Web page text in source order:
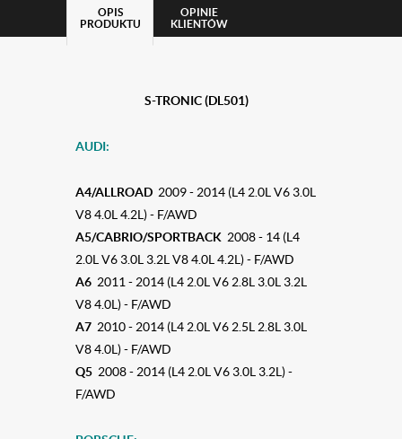
OPIS
PRODUKTU
OPINIE
KLIENTÓW
S-TRONIC (DL501)
AUDI:
A4/ALLROAD 2009 - 2014 (L4 2.0L V6 3.0L
V8 4.0L 4.2L) - F/AWD
A5/CABRIO/SPORTBACK 2008 - 14 (L4
2.0L V6 3.0L 3.2L V8 4.0L 4.2L) - F/AWD
A6 2011 - 2014 (L4 2.0L V6 2.8L 3.0L 3.2L
V8 4.0L) - F/AWD
A7 2010 - 2014 (L4 2.0L V6 2.5L 2.8L 3.0L
V8 4.0L) - F/AWD
Q5 2008 - 2014 (L4 2.0L V6 3.0L 3.2L) -
F/AWD